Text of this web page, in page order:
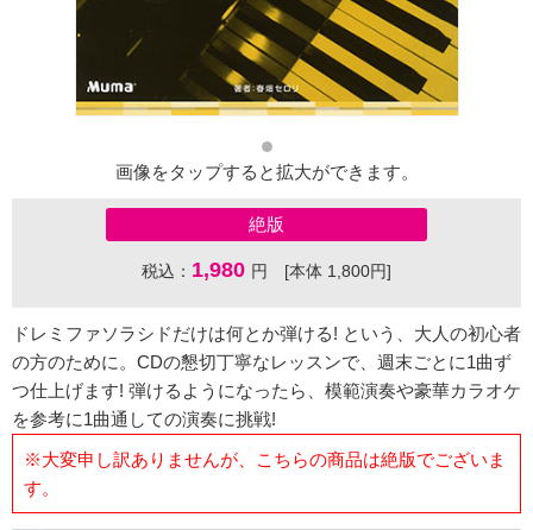
画像をタップすると拡大ができます。
絶版
税込： 1,980 円 [本体 1,800円]
ドレミファソラシドだけは何とか弾ける! という、大人の初心者
の方のために。CDの懇切丁寧なレッスンで、週末ごとに1曲ず
つ仕上げます! 弾けるようになったら、模範演奏や豪華カラオケ
を参考に1曲通しての演奏に挑戦!
※大変申し訳ありませんが、こちらの商品は絶版でございま
す。